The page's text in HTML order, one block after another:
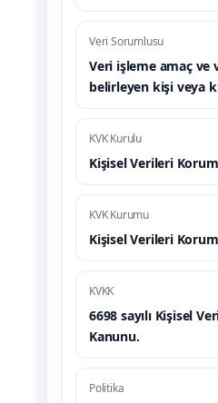
Veri Sorumlusu
Veri işleme amaç ve
belirleyen kişi veya
KVK Kurulu
Kişisel Verileri
KVK Kurumu
Kişisel Verileri
KVKK
6698 sayılı Kişisel
Kanunu.
Politika